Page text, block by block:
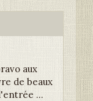
aux
de beaux
...